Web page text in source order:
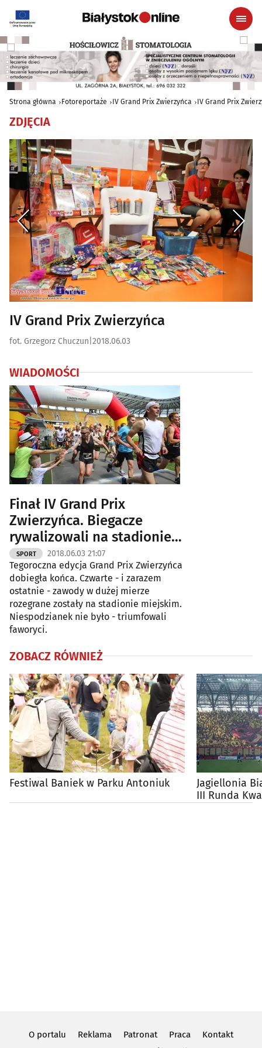
Strona główna Fotoreportaże IV Grand Prix Zwierzyńca IV Grand Prix
ZDJĘCIA
IV Grand Prix Zwierzyńca
fot. Grzegorz Chuczun 2018.06.03
WIADOMOŚCI
Finał IV Grand Prix
Zwierzyńca. Biegacze
rywalizowali na stadionie
[ZDJĘCIA]
SPORT 2018.06.03 21:07
Tegoroczna edycja Grand Prix Zwierzyńca
dobiegła końca. Czwarte - i zarazem
ostatnie - zawody w dużej mierze
rozegrane zostały na stadionie miejskim.
Niespodzianek nie było - triumfowali
faworyci.
ZOBACZ RÓWNIEŻ
Festiwal Baniek w Parku Antoniuk
Jagiellonia
III Runda
O portalu Reklama Patronat Praca
Kontakt